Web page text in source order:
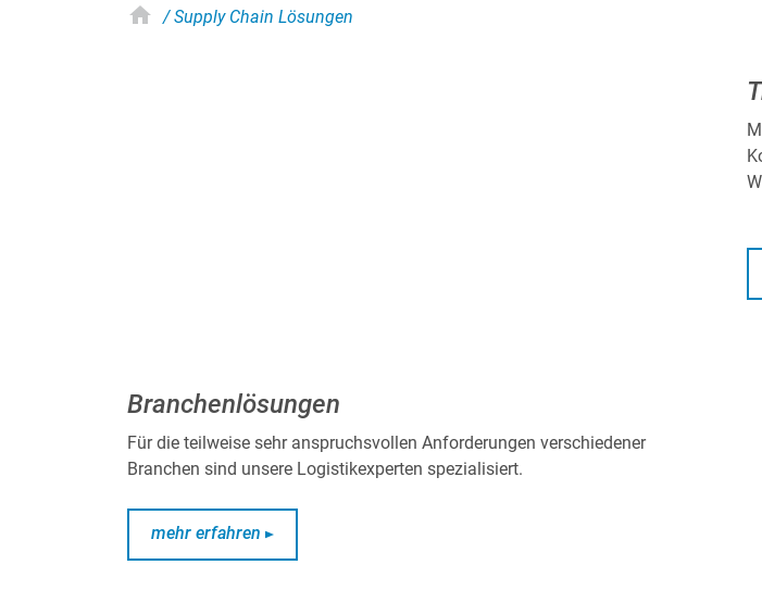
home / Supply Chain Lösungen
Branchenlösungen
Für die teilweise sehr anspruchsvollen Anforderungen verschiedener
Branchen sind unsere Logistikexperten spezialisiert.
mehr erfahren